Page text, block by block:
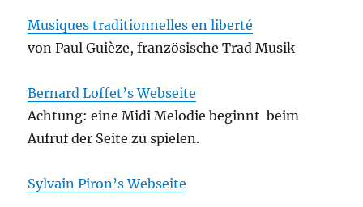
Musiques traditionnelles en liberté
von Paul Guièze, französische Trad Musik
Bernard Loffet’s Webseite
Achtung: eine Midi Melodie beginnt beim
Aufruf der Seite zu spielen.
Sylvain Piron’s Webseite